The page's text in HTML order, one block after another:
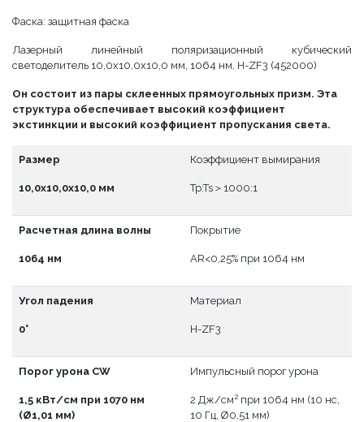
Фаска: защитная фаска
Лазерный линейный поляризационный кубический
светоделитель 10,0x10,0x10,0 мм, 1064 нм, H-ZF3 (452000)
Он состоит из пары склеенных прямоугольных призм. Эта
структура обеспечивает высокий коэффициент
экстинкции и высокий коэффициент пропускания света.
Размер
10,0x10,0x10,0 мм
Коэффициент вымирания
Tp:Ts＞1000:1
Расчетная длина волны
1064 нм
Покрытие
АR<0,25% при 1064 нм
Угол падения
0°
Материал
H-ZF3
Порог урона CW
1,5 кВт/см при 1070 нм
(Ø1,01 мм)
Импульсный порог урона
2 Дж/см2 при 1064 нм (10 нс,
10 Гц, Ø0,51 мм)